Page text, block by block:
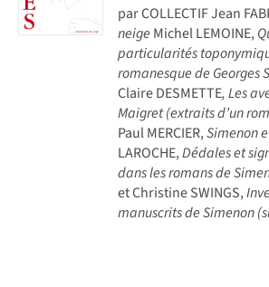
par COLLECTIF Jean
neige Michel LEMOINE,
particularités
romanesque de Georges
Claire DESMETTE, Les
Maigret (extraits d’un
Paul MERCIER,Simenon
LAROCHE,Dédales et
dans les romans de
et Christine SWINGS,
manuscrits de Simenon